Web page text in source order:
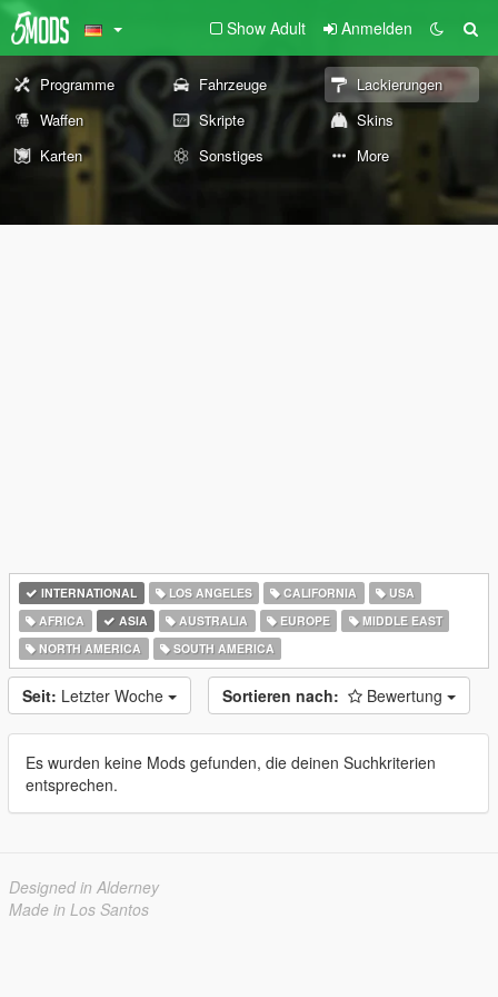
Show Adult Anmelden
Programme Fahrzeuge
Lackierungen
Waffen
Skripte
Skins
Karten
Sonstiges More
INTERNATIONAL LOS ANGELES CALIFORNIA
USA
AFRICA
ASIA AUSTRALIA EUROPE
MIDDLE EAST
NORTH AMERICA
SOUTH AMERICA
Seit: Letzter Woche Sortieren nach: Bewertung
Es wurden keine Mods gefunden, die deinen Suchkriterien
entsprechen.
Designed in Alderney
Made in Los Santos